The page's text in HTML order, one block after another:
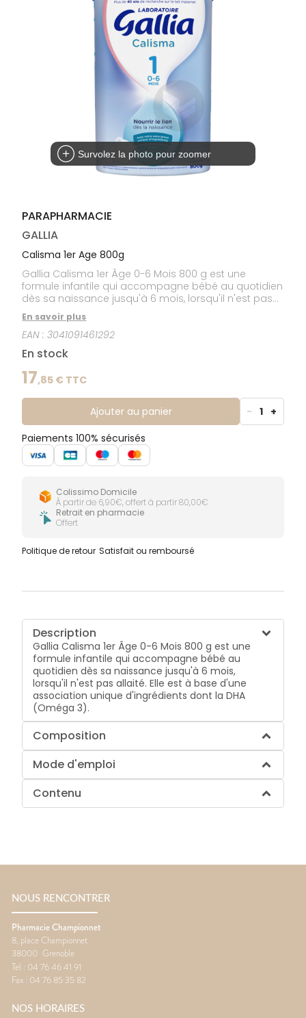
Corps
Solaire
Visage
Survolez la photo pour zoomer
PARAPHARMACIE
GALLIA
Calisma 1er Age 800g
Gallia Calisma 1er Âge 0-6 Mois 800 g est une
formule infantile qui accompagne bébé au quotidien
dès sa naissance jusqu'à 6 mois, lorsqu'il n'est pas
allaité. Elle est à base d'une association unique
d'ingrédients dont la DHA (Oméga 3).
En savoir plus
EAN :3041091461292
En stock
17,85 € TTC
Ajouter au panier - 1 +
Paiements 100% sécurisés
Colissimo Domicile
À partir de 6,90€, offert à partir 80,00€
Retrait en pharmacie
Offert
Politique de retour Satisfait ou remboursé
Description
Gallia Calisma 1er Âge 0-6 Mois 800 g est une
formule infantile qui accompagne bébé au
quotidien dès sa naissance jusqu'à 6 mois,
lorsqu'il n'est pas allaité. Elle est à base d'une
association unique d'ingrédients dont la DHA
(Oméga 3).
Composition
Mode d'emploi
Contenu
NOUS RENCONTRER
Pharmacie Championnet
8, place Championnet
38000 Grenoble
Tel : 04 76 46 41 91
Fax : 04 76 85 35 82
NOS HORAIRES